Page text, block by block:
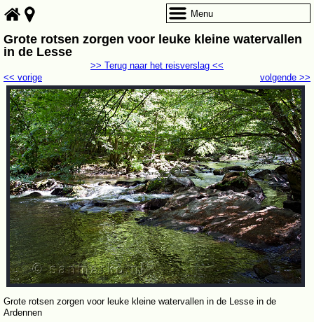
Grote rotsen zorgen voor leuke kleine watervallen
in de Lesse
volgende >>
<< vorige
>> Terug naar het reisverslag <<
Grote rotsen zorgen voor leuke kleine watervallen in de Lesse in de
Ardennen
Menu